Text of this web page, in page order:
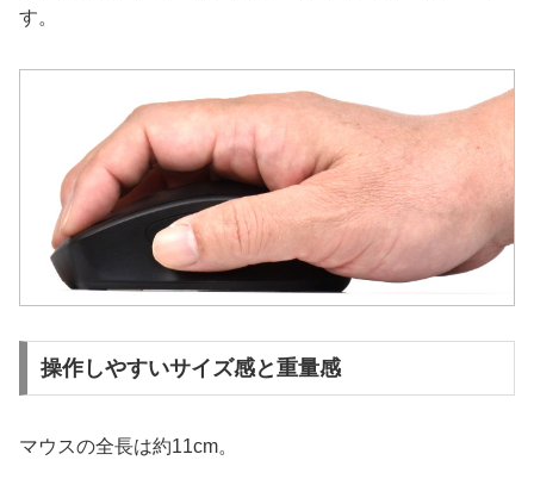
す。
操作しやすいサイズ感と重量感
マウスの全長は約11cm。